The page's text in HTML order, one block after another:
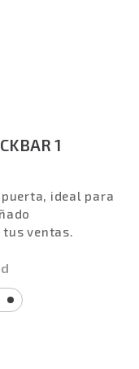
1
ideal para
tus ventas.